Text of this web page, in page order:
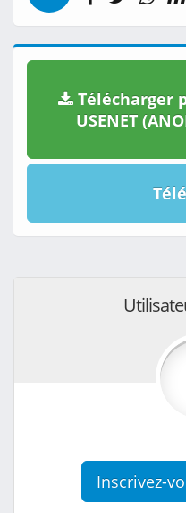
Télécharger
USENET
Inscrivez-